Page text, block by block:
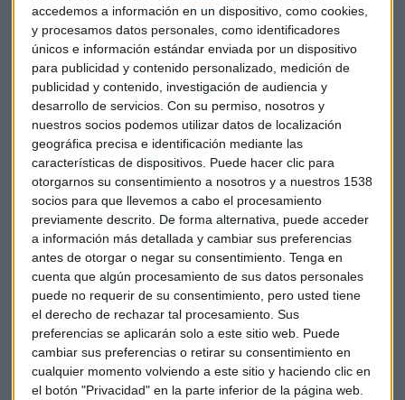
accedemos a información en un dispositivo, como cookies,
y procesamos datos personales, como identificadores
únicos e información estándar enviada por un dispositivo
para publicidad y contenido personalizado, medición de
publicidad y contenido, investigación de audiencia y
desarrollo de servicios. Con su permiso, nosotros y
nuestros socios podemos utilizar datos de localización
geográfica precisa e identificación mediante las
características de dispositivos. Puede hacer clic para
otorgarnos su consentimiento a nosotros y a nuestros 1538
socios para que llevemos a cabo el procesamiento
previamente descrito. De forma alternativa, puede acceder
a información más detallada y cambiar sus preferencias
antes de otorgar o negar su consentimiento. Tenga en
cuenta que algún procesamiento de sus datos personales
puede no requerir de su consentimiento, pero usted tiene
el derecho de rechazar tal procesamiento. Sus
preferencias se aplicarán solo a este sitio web. Puede
cambiar sus preferencias o retirar su consentimiento en
cualquier momento volviendo a este sitio y haciendo clic en
el botón "Privacidad" en la parte inferior de la página web.
Por último, París anota la misma caída que la bolsa de
valores española con una resta del 0,59% hasta los 4.483
puntos.
Suscríbete a nuestros boletines
Te enviaremos las noticias más importantes del día